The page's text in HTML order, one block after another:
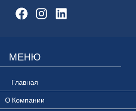
МЕНЮ
Главная
О Компании